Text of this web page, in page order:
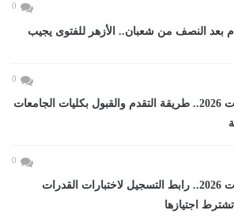
0
بعد النصف من شعبان.. الأزهر للفتوى يجيب
0
تنسيق الجامعات 2026.. طريقة التقدم والقبول بكليات الجامعات
0
تنسيق الجامعات 2026.. رابط التسجيل لاختبارات القدرات
اجتيازها